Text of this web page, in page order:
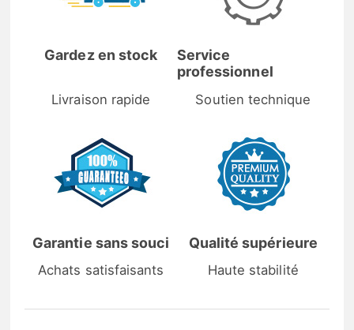
Gardez en stock
Livraison rapide
Service
professionnel
Soutien technique
Garantie sans souci
Achats satisfaisants
Qualité supérieure
Haute stabilité